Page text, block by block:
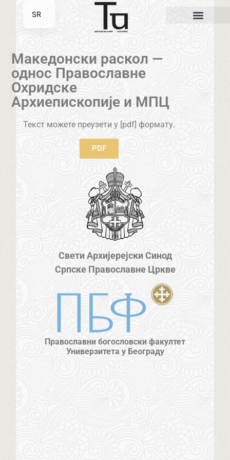
Македонски раскол —
однос Православне
Охридске
Архиепископије и МПЦ
Текст можете преузети у [pdf] формату.
PDF
Свети Архијерејски Синод
Српске Православне Цркве
Православни богословски факултет
Универзитета у Београду
SR
EN